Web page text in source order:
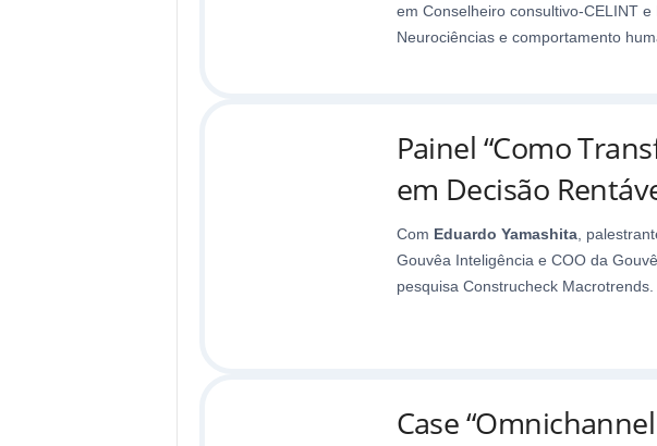
em Conselheiro consultivo-CELINT
Neurociências e comportamento
Painel “Como
em Decisão
Com Eduardo Yamashita,
Gouvêa Inteligência e COO da
pesquisa Construcheck Macrotrends.
Case